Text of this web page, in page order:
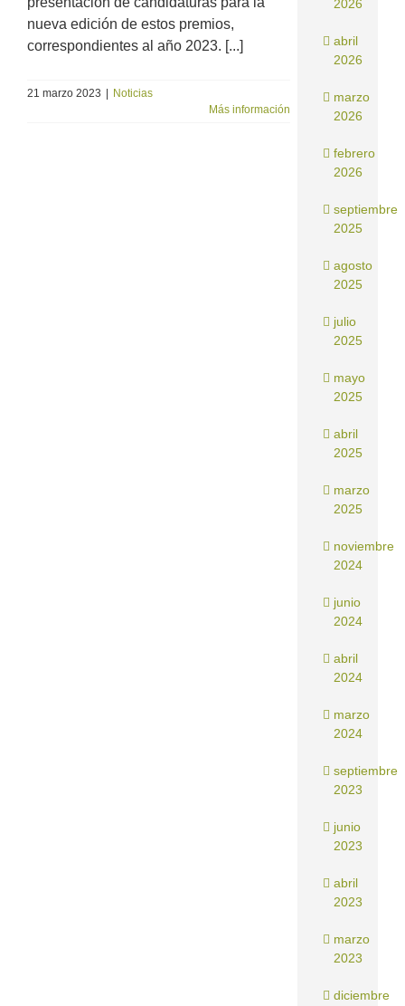
nueva edición de estos premios,
correspondientes al año 2023. [...]
21 marzo 2023
Noticias
Más información
2026
abril
2026
marzo
2026
febrero
2026
septiembre
2025
agosto
2025
julio
2025
mayo
2025
abril
2025
marzo
2025
noviembre
2024
junio
2024
abril
2024
marzo
2024
septiembre
2023
junio
2023
abril
2023
marzo
2023
diciembre